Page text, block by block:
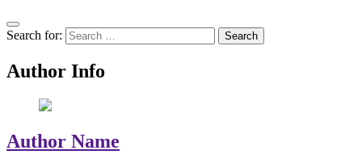
Search for:
Author Info
Author Name